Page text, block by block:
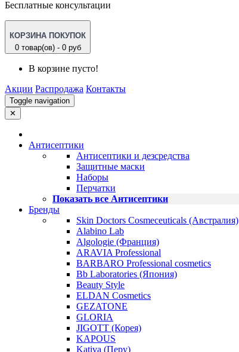
Бесплатные консультации
КОРЗИНА ПОКУПОК
0 товар(ов) - 0 руб
В корзине пусто!
Акции Распродажа Контакты
Toggle navigation
✕
Антисептики
Антисептики и дезсредства
Защитные маски
Наборы
Перчатки
Показать все Антисептики
Бренды
Skin Doctors Cosmeceuticals (Австралия)
Alabino Lab
Algologie (Франция)
ARAVIA Professional
BARBARO Professional cosmetics
Bb Laboratories (Япония)
Beauty Style
ELDAN Cosmetics
GEZATONE
GLORIA
JIGOTT (Корея)
KAPOUS
Kativa (Перу)